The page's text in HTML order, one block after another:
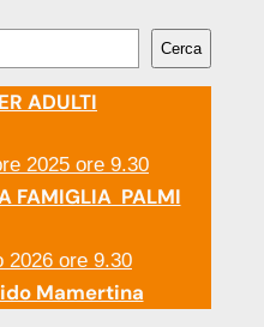
Cerca
ADULTI
2025 ore 9.30
FAMIGLIA PALMI
2026 ore 9.30
Mamertina